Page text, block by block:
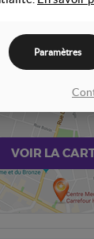
VOIR LA
Paramètres